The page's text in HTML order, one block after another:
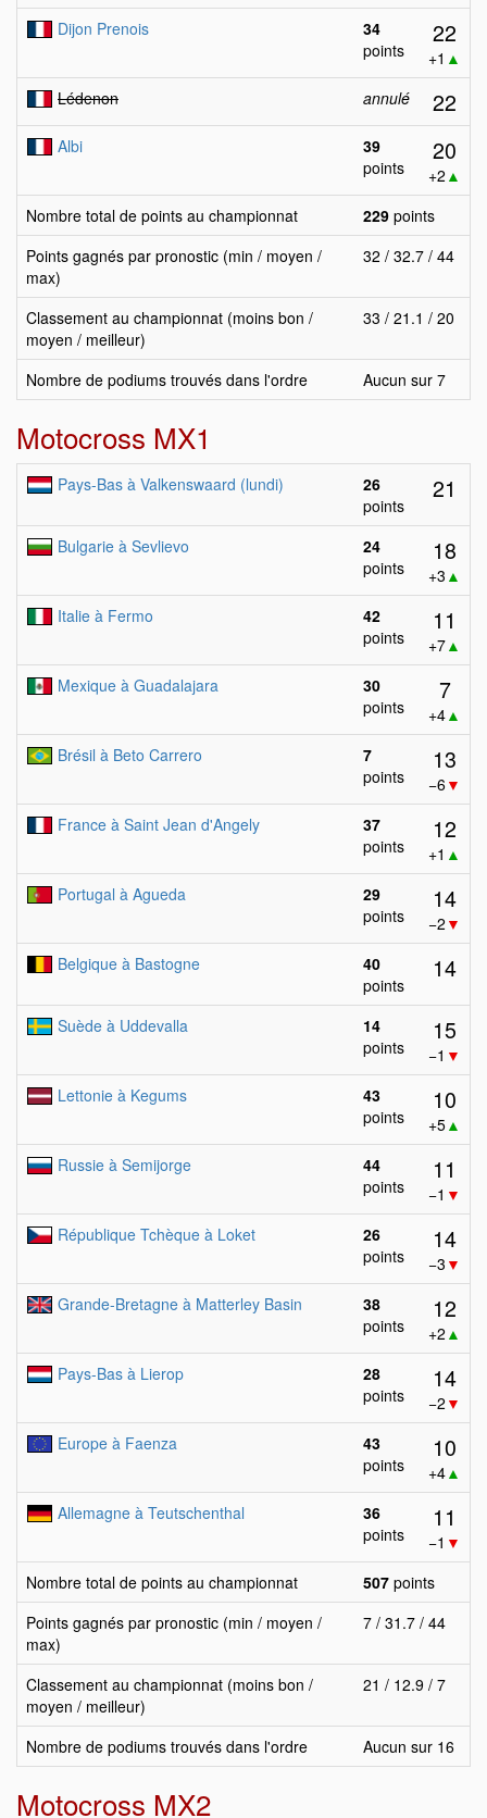
Dijon Prenois
34
points
22
+1 ▲
Lédenon
annulé 22
Albi
39
points
20
+2 ▲
Nombre total de points au championnat
229 points
Points gagnés par pronostic (min / moyen /
max)
32 / 32.7 / 44
Classement au championnat (moins bon /
moyen / meilleur)
33 / 21.1 / 20
Nombre de podiums trouvés dans l'ordre Aucun sur 7
Motocross MX1
Pays-Bas à Valkenswaard (lundi)
26
points
21
Bulgarie à Sevlievo
24
points
18
+3 ▲
Italie à Fermo
42
points
11
+7▲
Mexique à Guadalajara
30
points
7
+4▲
Brésil à Beto Carrero
7
points
13
−6▼
France à Saint Jean d'Angely
37
points
12
+1 ▲
Portugal à Agueda
29
points
14
−2 ▼
Belgique à Bastogne
40
points
14
Suède à Uddevalla
14
points
15
−1 ▼
Lettonie à Kegums
43
points
10
+5▲
Russie à Semijorge
44
points
11
−1 ▼
République Tchèque à Loket
26
points
14
−3 ▼
Grande-Bretagne à Matterley Basin
38
points
12
+2 ▲
Pays-Bas à Lierop
28
points
14
−2 ▼
Europe à Faenza
43
points
10
+4▲
Allemagne à Teutschenthal
36
points
11
−1 ▼
Nombre total de points au championnat
507 points
Points gagnés par pronostic (min / moyen /
max)
7 / 31.7 / 44
Classement au championnat (moins bon /
moyen / meilleur)
21 / 12.9 / 7
Nombre de podiums trouvés dans l'ordre Aucun sur 16
Motocross MX2